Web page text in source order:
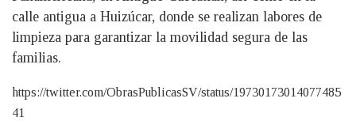
calle antigua a Huizúcar, donde se realizan labores de
limpieza para garantizar la movilidad segura de las
familias.
https://twitter.com/ObrasPublicasSV/status/19730173014077485
41